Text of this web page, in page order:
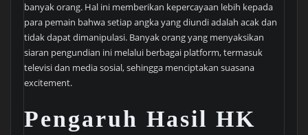
banyak orang. Hal ini memberikan kepercayaan lebih kepada
para pemain bahwa setiap angka yang diundi adalah acak dan
tidak dapat dimanipulasi. Banyak orang yang menyaksikan
siaran pengundian ini melalui berbagai platform, termasuk
televisi dan media sosial, sehingga menciptakan suasana
excitement.
Pengaruh Hasil HK